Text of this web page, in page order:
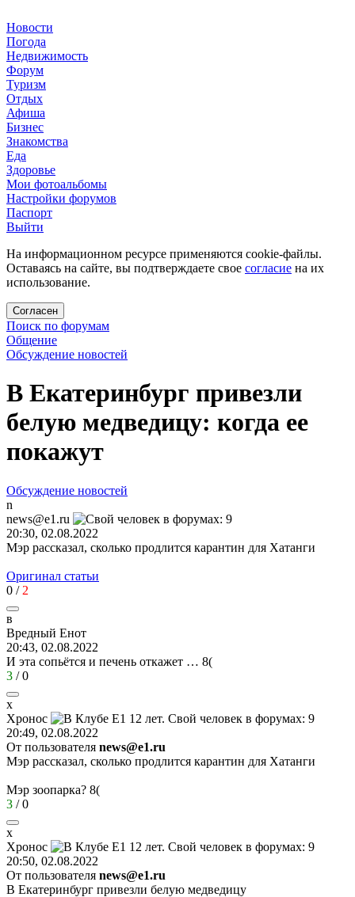
Новости
Погода
Недвижимость
Форум
Туризм
Отдых
Афиша
Бизнес
Знакомства
Еда
Здоровье
Мои фотоальбомы
Настройки форумов
Паспорт
Выйти
На информационном ресурсе применяются cookie-файлы.
Оставаясь на сайте, вы подтверждаете свое согласие на их
использование.
Согласен
Поиск по форумам
Общение
Обсуждение новостей
В Екатеринбург привезли
белую медведицу: когда ее
покажут
Обсуждение новостей
n
news@e1.ru
20:30, 02.08.2022
Мэр рассказал, сколько продлится карантин для Хатанги
Оригинал статьи
0 / 2
в
Вредный Енот
20:43, 02.08.2022
И эта сопьётся и печень откажет … 8(
3 /0
х
Хронос
20:49, 02.08.2022
От пользователя news@e1.ru
Мэр рассказал, сколько продлится карантин для Хатанги
Мэр зоопарка? 8(
3 /0
х
Хронос
20:50, 02.08.2022
От пользователя news@e1.ru
В Екатеринбург привезли белую медведицу